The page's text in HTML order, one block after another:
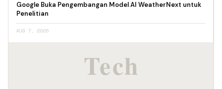
Google Buka Pengembangan Model AI WeatherNext untuk
Penelitian
AUG 7, 2026